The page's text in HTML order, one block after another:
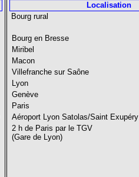
Localisation
Bourg rural
Bourg en Bresse
Miribel
Macon
Villefranche sur Saône
Lyon
Genève
Paris
Aéroport Lyon Satolas/Saint Exupéry
2 h de Paris par le TGV
(Gare de Lyon)